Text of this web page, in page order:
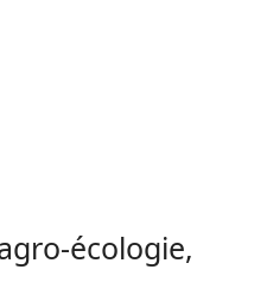
écologie,